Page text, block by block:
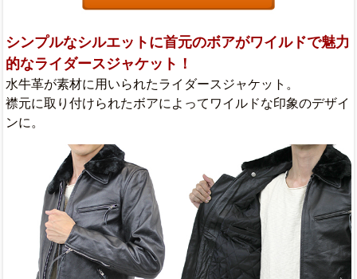
シンプルなシルエットに首元のボアがワイルドで魅力
的なライダースジャケット！
水牛革が素材に用いられたライダースジャケット。
襟元に取り付けられたボアによってワイルドな印象のデザイ
ンに。